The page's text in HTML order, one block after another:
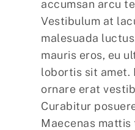
accumsan arcu
Vestibulum at
malesuada
mauris eros, eu
lobortis sit amet.
ornare erat
Curabitur
Maecenas